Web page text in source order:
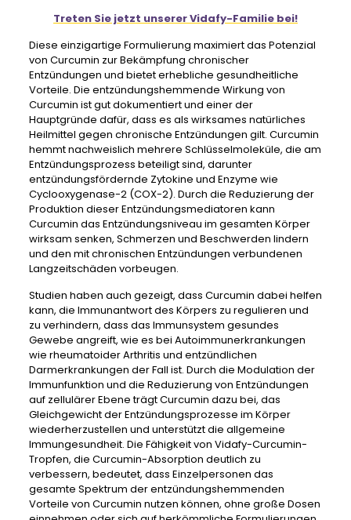
Treten Sie jetzt unserer Vidafy-Familie bei!
Diese einzigartige Formulierung maximiert das Potenzial
von Curcumin zur Bekämpfung chronischer
Entzündungen und bietet erhebliche gesundheitliche
Vorteile. Die entzündungshemmende Wirkung von
Curcumin ist gut dokumentiert und einer der
Hauptgründe dafür, dass es als wirksames natürliches
Heilmittel gegen chronische Entzündungen gilt. Curcumin
hemmt nachweislich mehrere Schlüsselmoleküle, die am
Entzündungsprozess beteiligt sind, darunter
entzündungsfördernde Zytokine und Enzyme wie
Cyclooxygenase-2 (COX-2). Durch die Reduzierung der
Produktion dieser Entzündungsmediatoren kann
Curcumin das Entzündungsniveau im gesamten Körper
wirksam senken, Schmerzen und Beschwerden lindern
und den mit chronischen Entzündungen verbundenen
Langzeitschäden vorbeugen.
Studien haben auch gezeigt, dass Curcumin dabei helfen
kann, die Immunantwort des Körpers zu regulieren und
zu verhindern, dass das Immunsystem gesundes
Gewebe angreift, wie es bei Autoimmunerkrankungen
wie rheumatoider Arthritis und entzündlichen
Darmerkrankungen der Fall ist. Durch die Modulation der
Immunfunktion und die Reduzierung von Entzündungen
auf zellulärer Ebene trägt Curcumin dazu bei, das
Gleichgewicht der Entzündungsprozesse im Körper
wiederherzustellen und unterstützt die allgemeine
Immungesundheit. Die Fähigkeit von Vidafy-Curcumin-
Tropfen, die Curcumin-Absorption deutlich zu
verbessern, bedeutet, dass Einzelpersonen das
gesamte Spektrum der entzündungshemmenden
Vorteile von Curcumin nutzen können, ohne große Dosen